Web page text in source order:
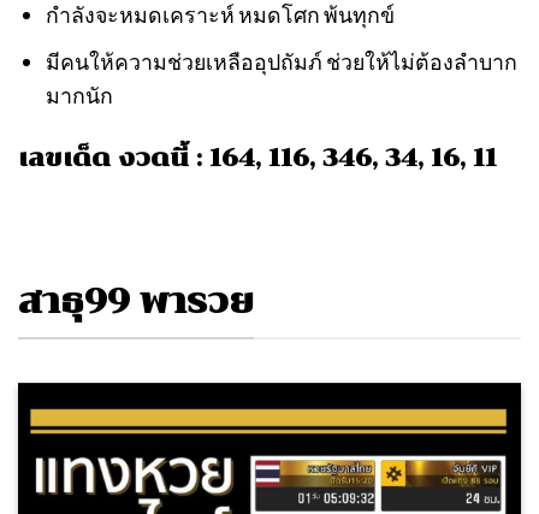
กำลังจะหมดเคราะห์ หมดโศก พ้นทุกข์
มีคนให้ความช่วยเหลืออุปถัมภ์ ช่วยให้ไม่ต้องลำบาก
มากนัก
เลขเด็ด งวดนี้ : 164, 116, 346, 34, 16, 11
สาธุ99 พารวย